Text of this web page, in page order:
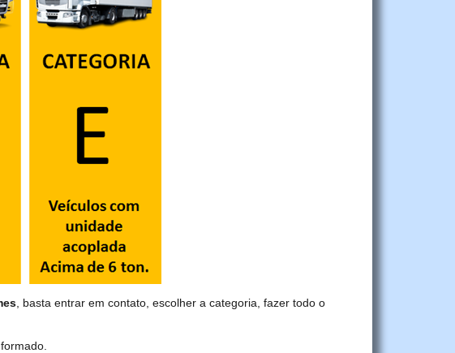
, basta entrar em contato, escolher a categoria, fazer todo o